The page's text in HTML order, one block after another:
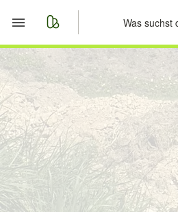
Start
Merkliste
Nachrichten
Anzeige aufgeben